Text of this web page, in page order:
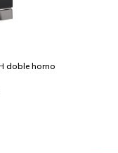
doble horno